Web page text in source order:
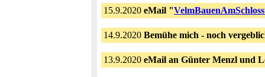
15.9.2020 eMail "
14.9.2020 Bemühe mich - noch
13.9.2020 eMail an Günter Menzl und